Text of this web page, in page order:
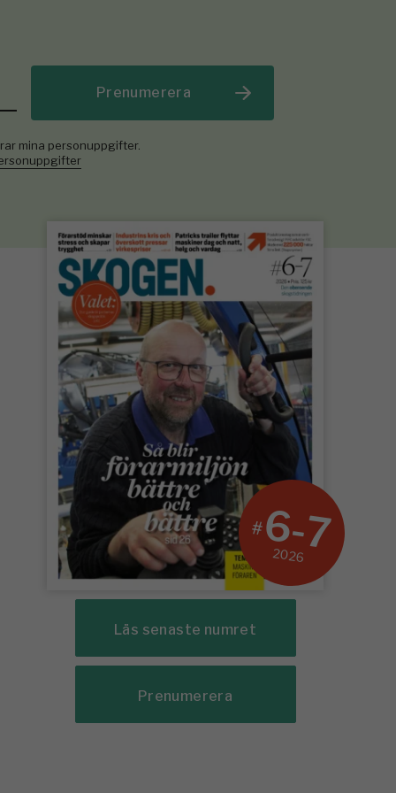
Prenumerera
mina personuppgifter.
#6-7
2026
Läs senaste numret
Prenumerera